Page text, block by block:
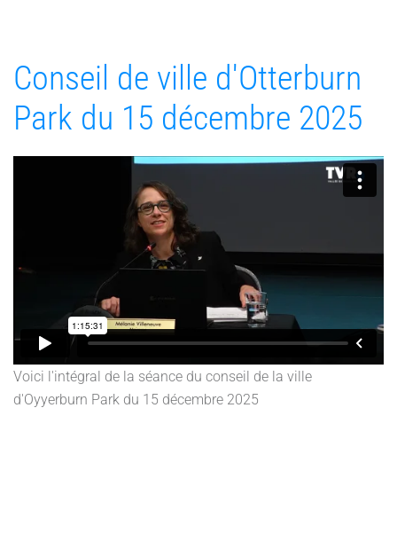
Conseil de ville d'Otterburn
Park du 15 décembre 2025
Voici l'intégral de la séance du conseil de la ville
d'Oyyerburn Park du 15 décembre 2025